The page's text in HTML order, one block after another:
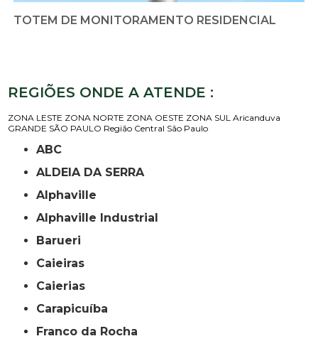
TOTEM DE MONITORAMENTO RESIDENCIAL
REGIÕES ONDE A ATENDE :
ZONA LESTE ZONA NORTE ZONA OESTE ZONA SUL Aricanduva
GRANDE SÃO PAULO Região Central São Paulo
ABC
ALDEIA DA SERRA
Alphaville
Alphaville Industrial
Barueri
Caieiras
Caierias
Carapicuíba
Franco da Rocha